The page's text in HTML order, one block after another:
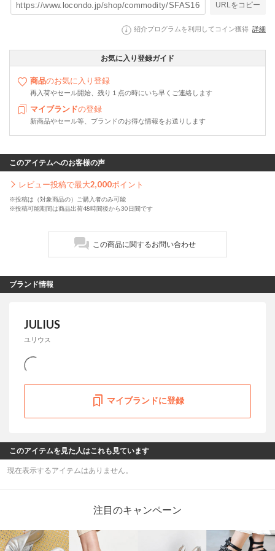
URLをコピー
紹介プログラムを利用してコイン獲得 詳細
お気に入り登録ガイド
商品のお気に入り登録
再入荷やセール開始、残り１点の時にいち早くご連絡します
マイブランドの登録
新商品やセール等、ブランドのお得な情報をお送りします
このアイテムへのお客様の声
レビュー投稿で最大2,000ポイント
※投稿は（対象商品の）ご購入者のみ可能
※投稿可能期間は商品出荷48時間後から30日間です
この商品に関するお問い合わせ
ブランド情報
JULIUS
ユリウス
マイブランドに登録
このアイテムを見た人はこれも見ています
現在表示するアイテムはありません。
注目のキャンペーン